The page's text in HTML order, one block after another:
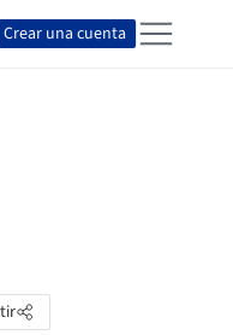
Crear una cuenta